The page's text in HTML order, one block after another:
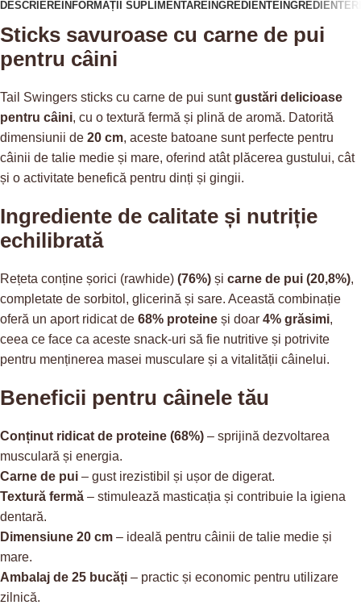
DESCRIERE INFORMAȚII SUPLIMENTARE INGREDIENTE INGREDIENTE
Sticks savuroase cu carne de pui
pentru câini
Tail Swingers sticks cu carne de pui suntgustări delicioase
pentru câini, cu o textură fermă și plină de aromă. Datorită
dimensiunii de 20 cm, aceste batoane sunt perfecte pentru
câinii de talie medie și mare, oferind atât plăcerea gustului, cât
și o activitate benefică pentru dinți și gingii.
Ingrediente de calitate și nutriție
echilibrată
Rețeta conține șorici (rawhide) (76%) și carne de pui (20,8%),
completate de sorbitol, glicerină și sare. Această combinație
oferă un aport ridicat de 68% proteine și doar 4% grăsimi,
ceea ce face ca aceste snack-uri să fie nutritive și potrivite
pentru menținerea masei musculare și a vitalității câinelui.
Beneficii pentru câinele tău
Conținut ridicat de proteine (68%) – sprijină dezvoltarea
musculară și energia.
Carne de pui – gust irezistibil și ușor de digerat.
Textură fermă – stimulează masticația și contribuie la igiena
dentară.
Dimensiune 20 cm – ideală pentru câinii de talie medie și
mare.
Ambalaj de 25 bucăți – practic și economic pentru utilizare
zilnică.